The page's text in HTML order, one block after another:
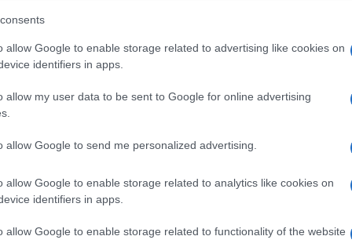
allow Google to enable storage related to advertising like cookies on
identifiers in apps.
allow my user data to be sent to Google for online advertising
allow Google to send me personalized advertising.
allow Google to enable storage related to analytics like cookies on
identifiers in apps.
allow Google to enable storage related to functionality of the website
12.
scored a first half hat
today!
Süper Lig this season
in 18 matches 🇹🇷
🍷
BXkr5KDUpu
January 10, 2024